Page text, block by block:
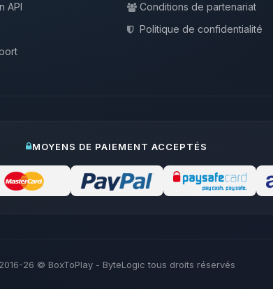
API
Conditions de partenariat
Politique de confidentialité
MOYENS DE PAIEMENT ACCEPTÉS
2016-26 © BoxToPlay - ByteLogic tous droits réservés